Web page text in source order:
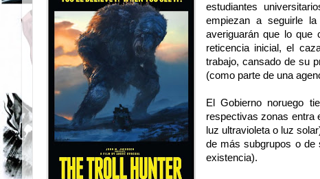
estudiantes
empiezan a seguirle
averiguarán que lo que
reticencia inicial, el
trabajo, cansado de su
(como parte de una
El Gobierno noruego
respectivas zonas entra
luz ultravioleta o luz
de más subgrupos o de
existencia).